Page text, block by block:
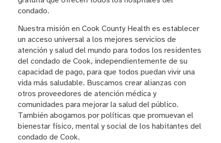
condado.
Nuestra misión en Cook County Health es establecer
un acceso universal a los mejores servicios de
atención y salud del mundo para todos los residentes
del condado de Cook, independientemente de su
capacidad de pago, para que todos puedan vivir una
vida más saludable. Buscamos crear alianzas con
otros proveedores de atención médica y
comunidades para mejorar la salud del público.
También abogamos por políticas que promuevan el
bienestar físico, mental y social de los habitantes del
condado de Cook.